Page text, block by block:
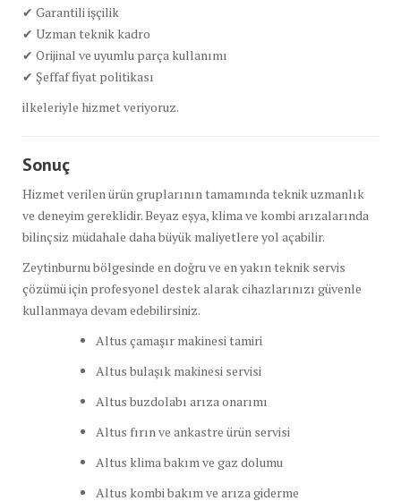
✔ Garantili işçilik
✔ Uzman teknik kadro
✔ Orijinal ve uyumlu parça kullanımı
✔ Şeffaf fiyat politikası
ilkeleriyle hizmet veriyoruz.
Sonuç
Hizmet verilen ürün gruplarının tamamında teknik uzmanlık
ve deneyim gereklidir. Beyaz eşya, klima ve kombi arızalarında
bilinçsiz müdahale daha büyük maliyetlere yol açabilir.
Zeytinburnu bölgesinde en doğru ve en yakın teknik servis
çözümü için profesyonel destek alarak cihazlarınızı güvenle
kullanmaya devam edebilirsiniz.
Altus çamaşır makinesi tamiri
Altus bulaşık makinesi servisi
Altus buzdolabı arıza onarımı
Altus fırın ve ankastre ürün servisi
Altus klima bakım ve gaz dolumu
Altus kombi bakım ve arıza giderme